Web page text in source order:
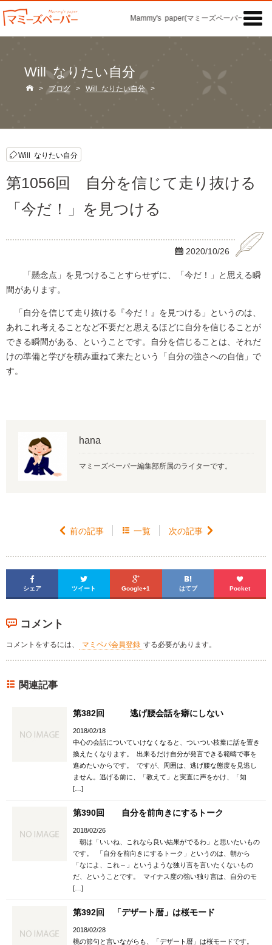
Mammy's paper(マミーズペーパー)の「記事

Will なりたい自分
 > ブログ > Will なりたい自分 >
Will なりたい自分
第1056回 自分を信じて走り抜ける
「今だ！」を見つける
 2020/10/26
「懸念点」を見つけることすらせずに、「今だ！」と思える瞬
間があります。
「自分を信じて走り抜ける『今だ！』を見つける」というのは、
あれこれ考えることなど不要だと思えるほどに自分を信じることが
できる瞬間がある、ということです。自分を信じることは、それだ
けの準備と学びを積み重ねて来たという「自分の強さへの自信」で
す。
hana
マミーズペーパー編集部所属のライターです。
 前の記事  一覧 次の記事 

シェア

ツイート

Google+1

はてブ

Pocket
コメント
コメントをするには、 マミペパ会員登録 する必要があります。
関連記事
第382回 逃げ腰会話を癖にしない
2018/02/18
中心の会話についていけなくなると、ついつい枝葉に話を置き
換えたくなります。 出来るだけ自分が発言できる範疇で事を
進めたいからです。 ですが、周囲は、逃げ腰な態度を見逃し
ません。逃げる前に、「教えて」と実直に声をかけ、「知
[…]
第390回 自分を前向きにするトーク
2018/02/26
朝は「いいね、これなら良い結果がでるわ」と思いたいもの
です。 「自分を前向きにするトーク」というのは、朝から
「なによ、これ～」というような独り言を言いたくないもの
だ、ということです。 マイナス度の強い独り言は、自分のモ
[…]
第392回 「デザート暦」は桜モード
2018/02/28
桃の節句と言いながらも、「デザート暦」は桜モードです。